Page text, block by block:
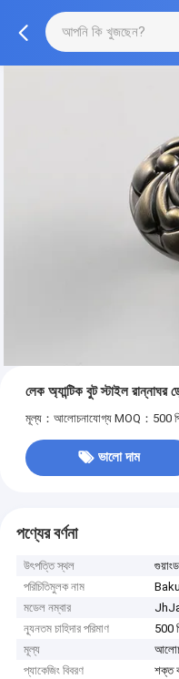
লেক অ্যান্টিক বুট স্টাইল রান্নাঘর
মূল্য：আলোচনাযোগ্য MOQ：500
ভালো দাম
পণ্যের বর্ণনা
উৎপত্তি স্থল
পরিচিতিমুলক নাম
মডেল নম্বার
ন্যূনতম চাহিদার পরিমাণ
500
মূল্য
প্যাকেজিং বিবরণ
শক্ত